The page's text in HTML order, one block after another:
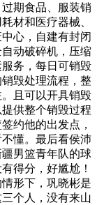
期食品、服装销
材和医疗器械、
心，自建有封闭
动破碎机，压缩
务，每日可销毁
毁处理流程，整
且可以开具销毁
供整个销毁过程
约他的出发点，
懂。最后看侯沛
男篮青年队的球
得分，好尴尬！
形下，巩晓彬是
个人，没有来山